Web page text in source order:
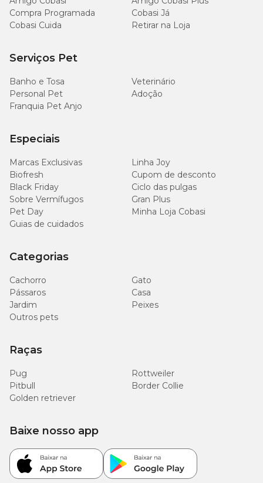
Compra Programada
Cobasi Já
Cobasi Cuida
Retirar na Loja
Serviços Pet
Banho e Tosa
Veterinário
Personal Pet
Adoção
Franquia Pet Anjo
Especiais
Marcas Exclusivas
Linha Joy
Biofresh
Cupom de desconto
Black Friday
Ciclo das pulgas
Sobre Vermífugos
Gran Plus
Pet Day
Minha Loja Cobasi
Guias de cuidados
Categorias
Cachorro
Gato
Pássaros
Casa
Jardim
Peixes
Outros pets
Raças
Pug
Rottweiler
Pitbull
Border Collie
Golden retriever
Baixe nosso app